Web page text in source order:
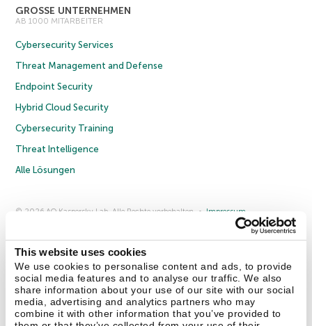
This website uses cookies
We use cookies to personalise content and ads, to provide
social media features and to analyse our traffic. We also
share information about your use of our site with our social
media, advertising and analytics partners who may
combine it with other information that you’ve provided to
GROSSE UNTERNEHMEN
AB 1000 MITARBEITER
Cybersecurity Services
Threat Management and Defense
Endpoint Security
Hybrid Cloud Security
Cybersecurity Training
Threat Intelligence
Alle Lösungen
© 2026 AO Kaspersky Lab. Alle Rechte vorbehalten.
Impressum
Lizenzvereinbarung B2B
Anmeldung zum Newsletter für B2B-Vertriebspartner
Kontakt Über uns Partner Blog
Weitere Informationen
Pressemitteilungen